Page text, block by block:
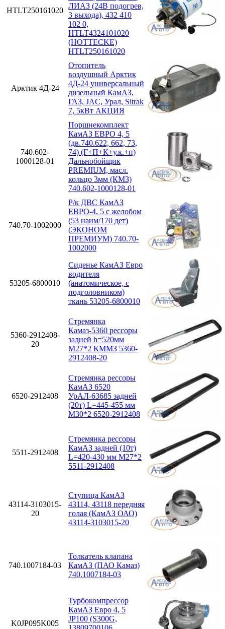
HTLT250161020
ЛИАЗ (24В подогрев,
3 выхода), 432 410
102 0,
HTLT4324101020
(HOTTECKE)
HTLT250161020
Арктик 4Д-24
Отопитель
воздушный Арктик
4Д-24 универсальный
дизельный КамАЗ,
ГАЗ, JAC, Урал, Sitrak
7, 5кВт АКЦИЯ
740.602-
1000128-01
Поршнекомплект
КамАЗ ЕВРО 4, 5
(дв.740.622, 662, 73,
74) (Г+П+К+у.к.+п)
Дальнобойщик
PREMIUM, масл.
кольцо 3мм (КМЗ)
740.602-1000128-01
740.70-1002000
Р/к ДВС КамАЗ
ЕВРО-4, 5 с желобом
(53 наим/170 дет)
(ЭКОНОМ
ПРЕМИУМ) 740.70-
1002000
53205-6800010
Сиденье КамАЗ Евро
водителя
(анатомическое, с
подголовником)
ткань 53205-6800010
5360-2912408-
20
Стремянка
Камаз-5360 рессоры
задней h=520мм
М27*2 КММЗ 5360-
2912408-20
6520-2912408
Стремянка рессоры
КамАЗ 6520
УрАЛ-63685 задней
(20т) L=445-455 мм
М30*2 6520-2912408
5511-2912408
Стремянка рессоры
КамАЗ задней (10т)
L=420-430 мм М27*2
5511-2912408
43114-3103015-
20
Ступица КамАЗ
43114, 43118 передняя
голая (КамАЗ ОАО)
43114-3103015-20
740.1007184-03
Толкатель клапана
КамАЗ (ПАО Камаз)
740.1007184-03
K0JP095K005
Турбокомпрессор
КамАЗ Евро 4, 5
JP100 (S300G,